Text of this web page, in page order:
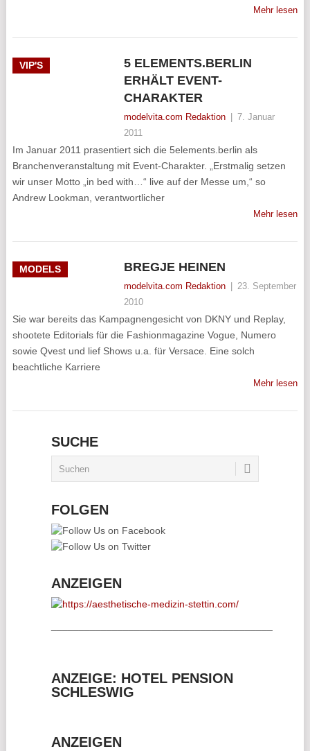
Mehr lesen
VIP'S
5 ELEMENTS.BERLIN
ERHÄLT EVENT-
CHARAKTER
modelvita.com Redaktion
7. Januar
2011
Im Januar 2011 prasentiert sich die 5elements.berlin als
Branchenveranstaltung mit Event-Charakter. „Erstmalig setzen
wir unser Motto „in bed with…“ live auf der Messe um,“ so
Andrew Lookman, verantwortlicher
Mehr lesen
MODELS BREGJE HEINEN
modelvita.com Redaktion
23. September
2010
Sie war bereits das Kampagnengesicht von DKNY und Replay,
shootete Editorials für die Fashionmagazine Vogue, Numero
sowie Qvest und lief Shows u.a. für Versace. Eine solch
beachtliche Karriere
Mehr lesen
SUCHE
FOLGEN
ANZEIGEN
ANZEIGE: HOTEL PENSION
SCHLESWIG
ANZEIGEN